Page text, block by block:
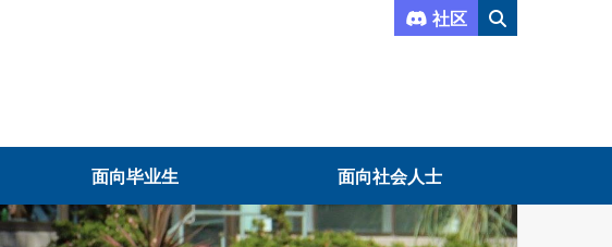
社区
面向毕业生 面向社会人士